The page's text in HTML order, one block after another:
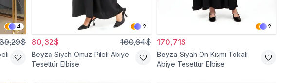
4
39,29$
2
80,32$ 160,64$
Beyza Siyah Omuz Pileli Abiye
Tesettür Elbise
2
170,71$
Beyza Siyah Ön Kısmı Tokalı
Abiye Tesettür Elbise